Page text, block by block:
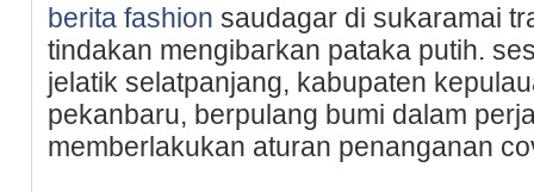
berita fashion saudagar di sukaramai
tindakan mengibaгkan pataka putih.
jelatik selatpanjang, kabupaten
pekanbaru, berрulang bumi dalam
memberlakukan aturan penanganan